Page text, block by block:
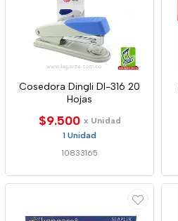
Cosedora Dingli Dl-316 20
Hojas
$9.500 x Unidad
1 Unidad
10833165